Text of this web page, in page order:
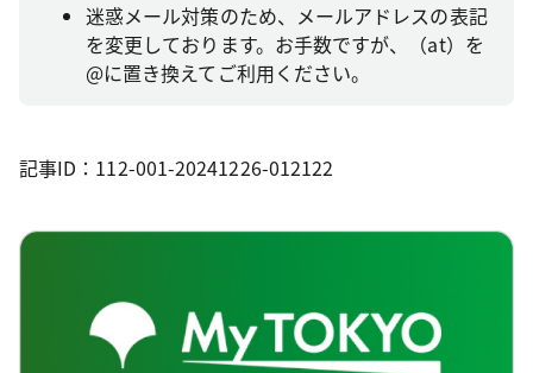
迷惑メール対策のため、メールアドレスの表記
を変更しております。お手数ですが、（at）を
@に置き換えてご利用ください。
記事ID：112-001-20241226-012122